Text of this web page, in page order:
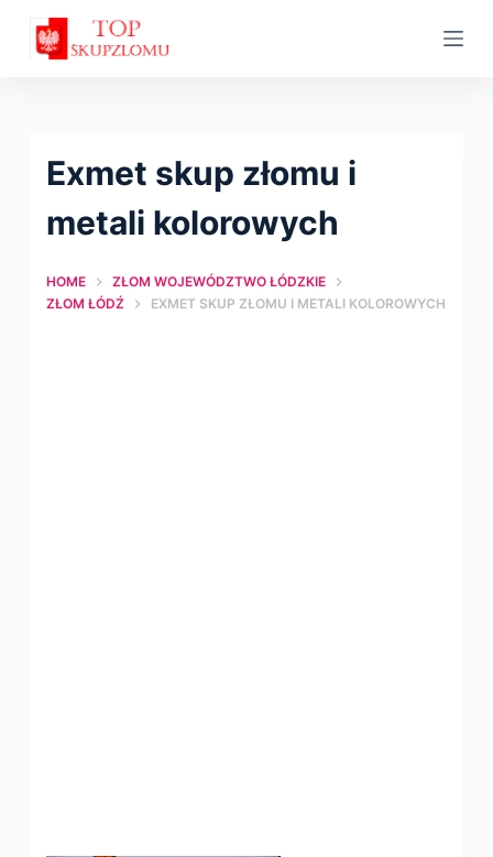
Exmet skup złomu i
metali kolorowych
HOME
ZŁOM WOJEWÓDZTWO ŁÓDZKIE
ZŁOM ŁÓDŹ
EXMET SKUP ZŁOMU I METALI KOLOROWYCH